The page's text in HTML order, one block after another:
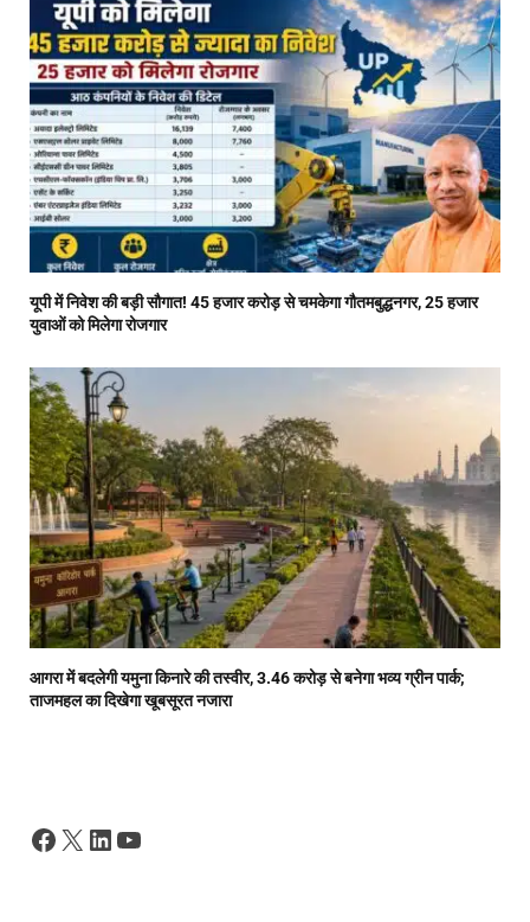
यूपी में निवेश की बड़ी सौगात! 45 हजार करोड़ से चमकेगा गौतमबुद्धनगर, 25 हजार
युवाओं को मिलेगा रोजगार
आगरा में बदलेगी यमुना किनारे की तस्वीर, 3.46 करोड़ से बनेगा भव्य ग्रीन पार्क;
ताजमहल का दिखेगा खूबसूरत नजारा
Facebook
X LinkedIn
YouTube